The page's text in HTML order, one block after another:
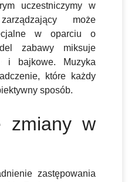
uczestniczymy w
może
w oparciu o
zabawy miksuje
i bajkowe. Muzyka
które każdy
sposób.
zmiany w
zastępowania